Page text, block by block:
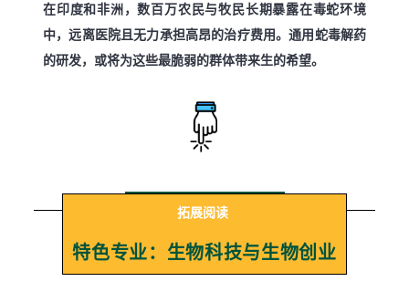
在印度和非洲，数百万农民与牧民长期暴露在毒蛇环境
中，远离医院且无力承担高昂的治疗费用。通用蛇毒解药
的研发，或将为这些最脆弱的群体带来生的希望。
拓展阅读
特色专业：生物科技与生物创业